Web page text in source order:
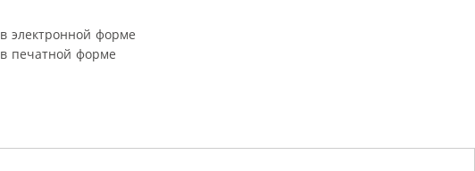
в электронной форме
в печатной форме